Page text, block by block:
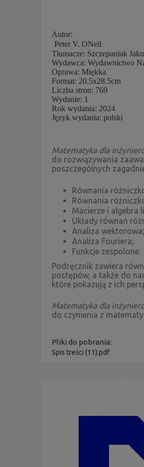
Autor:
Peter V. ONeil
Tłumacze: Szczepaniak
Wydawca: Wydawnictwo
Oprawa: Miękka
Format: 20.5x28.5cm
Liczba stron: 769
Wydanie: 1
Rok wydania: 2024
Język wydania: polski
Matematyka dla
do rozwiązywania
poszczególnych
Równania
Równania
Macierze i algebra
Układy równań
Analiza wektorowa;
Analiza Fouriera;
Funkcje zespolone.
Podręcznik zawiera
postępów, a także do
które pokazują z ich
Matematyka dla
do czynienia z
Pliki do pobrania:
Spis treści (11).pdf